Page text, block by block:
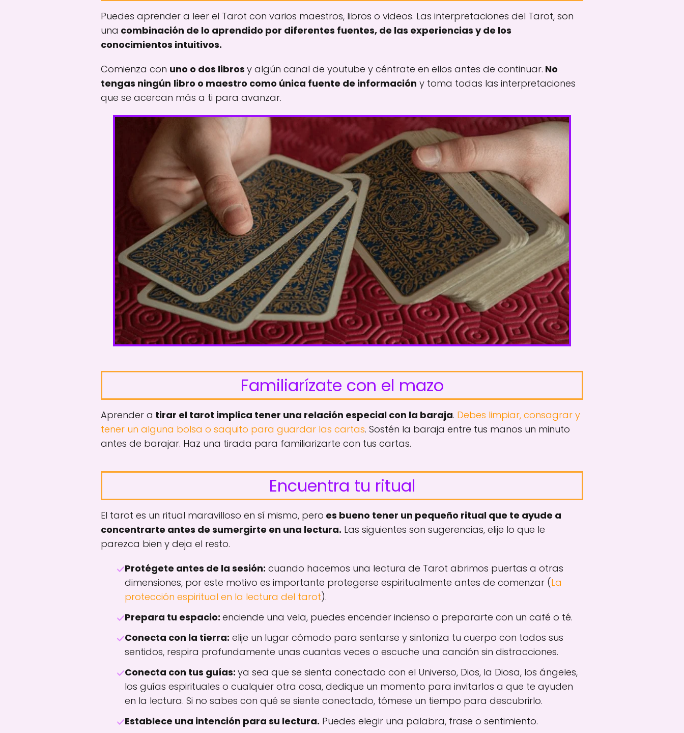
Puedes aprender a leer el Tarot con varios maestros, libros o videos. Las interpretaciones del Tarot, son
una combinación de lo aprendido por diferentes fuentes, de las experiencias y de los
conocimientos intuitivos.
Comienza con uno o dos libros y algún canal de youtube y céntrate en ellos antes de continuar. No
tengas ningún libro o maestro como única fuente de información y toma todas las interpretaciones
que se acercan más a ti para avanzar.
Familiarízate con el mazo
Aprender a tirar el tarot implica tener una relación especial con la baraja. Debes limpiar, consagrar y
tener un alguna bolsa o saquito para guardar las cartas. Sostén la baraja entre tus manos un minuto
antes de barajar. Haz una tirada para familiarizarte con tus cartas.
Encuentra tu ritual
El tarot es un ritual maravilloso en sí mismo, pero es bueno tener un pequeño ritual que te ayude a
concentrarte antes de sumergirte en una lectura. Las siguientes son sugerencias, elije lo que le
parezca bien y deja el resto.
Protégete antes de la sesión: cuando hacemos una lectura de Tarot abrimos puertas a otras
dimensiones, por este motivo es importante protegerse espiritualmente antes de comenzar (La
protección espiritual en la lectura del tarot).
Prepara tu espacio: enciende una vela, puedes encender incienso o prepararte con un café o té.
Conecta con la tierra: elije un lugar cómodo para sentarse y sintoniza tu cuerpo con todos sus
sentidos, respira profundamente unas cuantas veces o escuche una canción sin distracciones.
Conecta con tus guías: ya sea que se sienta conectado con el Universo, Dios, la Diosa, los ángeles,
los guías espirituales o cualquier otra cosa, dedique un momento para invitarlos a que te ayuden
en la lectura. Si no sabes con qué se siente conectado, tómese un tiempo para descubrirlo.
Establece una intención para su lectura. Puedes elegir una palabra, frase o sentimiento.